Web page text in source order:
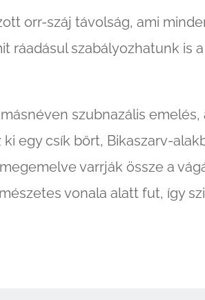
orr-száj távolság, ami
ráadásul szabályozhatunk is
szubnazális
egy csík bőrt, Bikaszarv-
varrják össze a
vonala alatt fut, így